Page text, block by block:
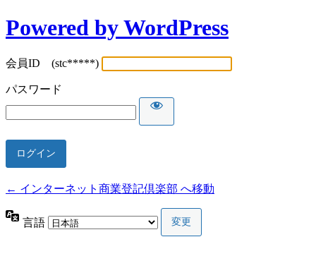
Powered by WordPress
会員ID (stc*****)
パスワード
← インターネット商業登記倶楽部 へ移動
言語